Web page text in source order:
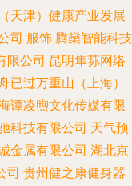
天津）健康产业发展
司 服饰 腾燊智能科技
限公司 昆明隼荪网络
已过万重山（上海）
谭凌煦文化传媒有限
科技有限公司 天气预
金属有限公司 湖北京
司 贵州健之康健身器